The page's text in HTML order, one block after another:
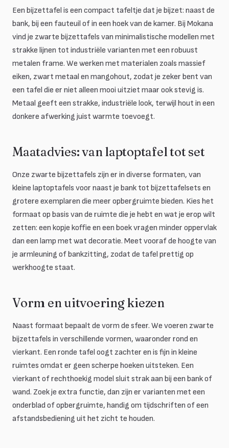
Een bijzettafel is een compact tafeltje dat je bijzet: naast de
bank, bij een fauteuil of in een hoek van de kamer. Bij Mokana
vind je zwarte bijzettafels van minimalistische modellen met
strakke lijnen tot industriële varianten met een robuust
metalen frame. We werken met materialen zoals massief
eiken, zwart metaal en mangohout, zodat je zeker bent van
een tafel die er niet alleen mooi uitziet maar ook stevig is.
Metaal geeft een strakke, industriële look, terwijl hout in een
donkere afwerking juist warmte toevoegt.
Maatadvies: van laptoptafel tot set
Onze zwarte bijzettafels zijn er in diverse formaten, van
kleine laptoptafels voor naast je bank tot bijzettafelsets en
grotere exemplaren die meer opbergruimte bieden. Kies het
formaat op basis van de ruimte die je hebt en wat je erop wilt
zetten: een kopje koffie en een boek vragen minder oppervlak
dan een lamp met wat decoratie. Meet vooraf de hoogte van
je armleuning of bankzitting, zodat de tafel prettig op
werkhoogte staat.
Vorm en uitvoering kiezen
Naast formaat bepaalt de vorm de sfeer. We voeren zwarte
bijzettafels in verschillende vormen, waaronder rond en
vierkant. Een ronde tafel oogt zachter en is fijn in kleine
ruimtes omdat er geen scherpe hoeken uitsteken. Een
vierkant of rechthoekig model sluit strak aan bij een bank of
wand. Zoek je extra functie, dan zijn er varianten met een
onderblad of opbergruimte, handig om tijdschriften of een
afstandsbediening uit het zicht te houden.